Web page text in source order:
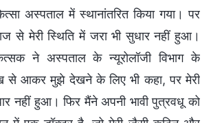
अस्पताल में स्थानांतरित किया गया। पर
से मेरी स्थिति में जरा भी सुधार नहीं हुआ।
ने अस्पताल के न्यूरोलॉजी विभाग के
से आकर मुझे देखने के लिए भी कहा, पर मेरी
नहीं हुआ। फिर मैंने अपनी भावी पुत्रवधू को